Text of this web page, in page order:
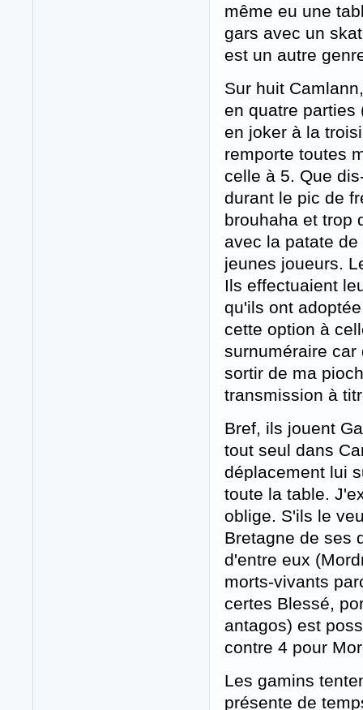
même eu une
gars avec un
est un autre
Sur huit
en quatre parties
en joker à la
remporte toutes
celle à 5. Que
durant le pic de
brouhaha et trop
avec la patate
jeunes joueurs.
Ils effectuaient
qu'ils ont
cette option à
surnuméraire
sortir de ma
transmission à
Bref, ils jouent
tout seul dans
déplacement lui
toute la table.
oblige. S'ils le
Bretagne de ses
d'entre eux
morts-vivants
certes Blessé,
antagos) est
contre 4 pour
Les gamins
présente de